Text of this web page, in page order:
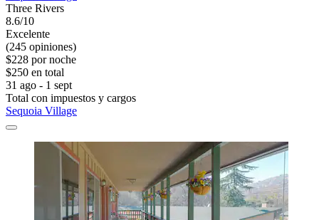
Three Rivers
8.6/10
Excelente
(245 opiniones)
$228 por noche
$250 en total
31 ago - 1 sept
Total con impuestos y cargos
Sequoia Village